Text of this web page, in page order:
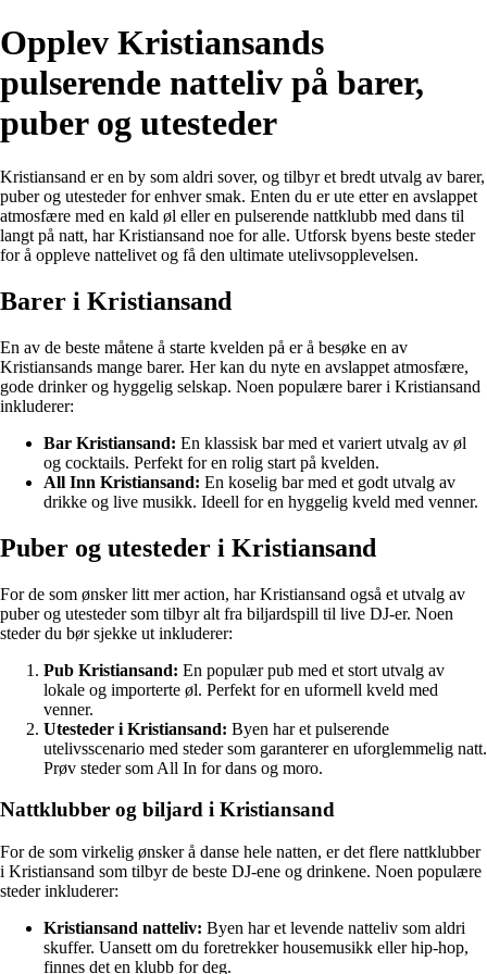
Opplev Kristiansands
pulserende natteliv på barer,
puber og utesteder
Kristiansand er en by som aldri sover, og tilbyr et bredt utvalg av barer,
puber og utesteder for enhver smak. Enten du er ute etter en avslappet
atmosfære med en kald øl eller en pulserende nattklubb med dans til
langt på natt, har Kristiansand noe for alle. Utforsk byens beste steder
for å oppleve nattelivet og få den ultimate utelivsopplevelsen.
Barer i Kristiansand
En av de beste måtene å starte kvelden på er å besøke en av
Kristiansands mange barer. Her kan du nyte en avslappet atmosfære,
gode drinker og hyggelig selskap. Noen populære barer i Kristiansand
inkluderer:
Bar Kristiansand: En klassisk bar med et variert utvalg av øl
og cocktails. Perfekt for en rolig start på kvelden.
All Inn Kristiansand: En koselig bar med et godt utvalg av
drikke og live musikk. Ideell for en hyggelig kveld med venner.
Puber og utesteder i Kristiansand
For de som ønsker litt mer action, har Kristiansand også et utvalg av
puber og utesteder som tilbyr alt fra biljardspill til live DJ-er. Noen
steder du bør sjekke ut inkluderer:
Pub Kristiansand: En populær pub med et stort utvalg av
lokale og importerte øl. Perfekt for en uformell kveld med
venner.
Utesteder i Kristiansand: Byen har et pulserende
utelivsscenario med steder som garanterer en uforglemmelig natt.
Prøv steder som All In for dans og moro.
Nattklubber og biljard i Kristiansand
For de som virkelig ønsker å danse hele natten, er det flere nattklubber
i Kristiansand som tilbyr de beste DJ-ene og drinkene. Noen populære
steder inkluderer:
Kristiansand natteliv: Byen har et levende natteliv som aldri
skuffer. Uansett om du foretrekker housemusikk eller hip-hop,
finnes det en klubb for deg.